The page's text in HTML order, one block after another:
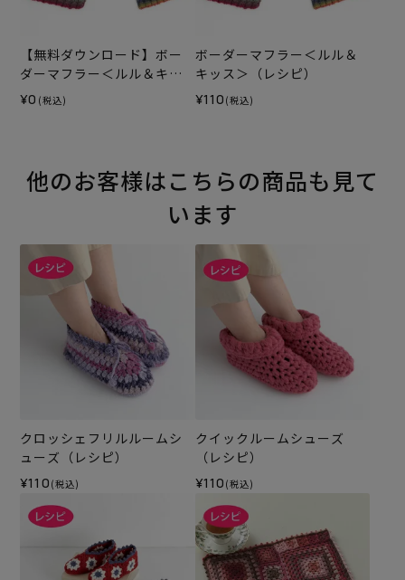
【無料ダウンロード】ボー
ダーマフラー＜ルル＆キッ
ス＞（レシピ）
¥0 (税込)
ボーダーマフラー＜ルル＆
キッス＞（レシピ）
¥110 (税込)
他のお客様はこちらの商品も見て
います
クロッシェフリルルームシ
ューズ（レシピ）
¥110 (税込)
クイックルームシューズ
（レシピ）
¥110 (税込)